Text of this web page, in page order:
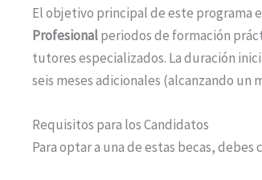
El objetivo principal de este programa
Profesionalperiodos de formación
tutores especializados. La duración
seis meses adicionales (alcanzando un
Requisitos para los Candidatos
Para optar a una de estas becas,